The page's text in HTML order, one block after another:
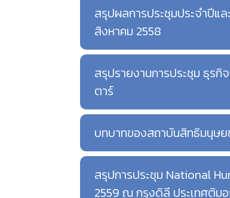
สรุปผลการประชุมประจำปีแ
สิงหาคม 2558
สรุปรายงานการประชุม ธุรกิ
ตาร์
บทบาทของสถาบันสิทธิมนุษ
สรุปการประชุม National
2559 ณ กรุงดิลี ประเทศติมอ